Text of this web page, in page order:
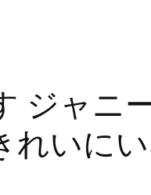
ジャニ
れいに